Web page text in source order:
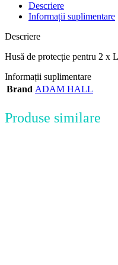
Descriere
Informații suplimentare
Descriere
Husă de protecție pentru 2
Informații suplimentare
Brand ADAM HALL
Produse similare